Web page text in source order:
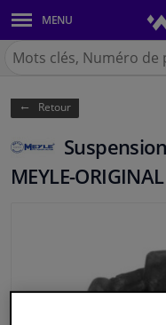
MENU
Carrosserie & tôles
Feux & ampoules
Freinage
Système d'échappement
Refroidissement &
Chercher
Winparts.be
Retour
MEYLE-